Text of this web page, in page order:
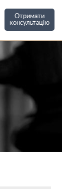
Отримати
консультацію